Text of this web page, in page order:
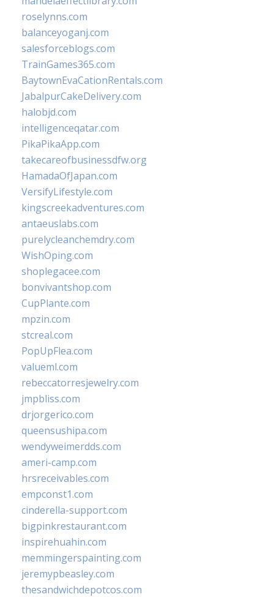
roselynns.com
balanceyoganj.com
salesforceblogs.com
TrainGames365.com
BaytownEvaCationRentals.com
JabalpurCakeDelivery.com
halobjd.com
intelligenceqatar.com
PikaPikaApp.com
takecareofbusinessdfw.org
HamadaOfJapan.com
VersifyLifestyle.com
kingscreekadventures.com
antaeuslabs.com
purelycleanchemdry.com
WishOping.com
shoplegacee.com
bonvivantshop.com
CupPlante.com
mpzin.com
stcreal.com
PopUpFlea.com
valueml.com
rebeccatorresjewelry.com
jmpbliss.com
drjorgerico.com
queensushipa.com
wendyweimerdds.com
ameri-camp.com
hrsreceivables.com
empconst1.com
cinderella-support.com
bigpinkrestaurant.com
inspirehuahin.com
memmingerspainting.com
jeremypbeasley.com
thesandwichdepotcos.com